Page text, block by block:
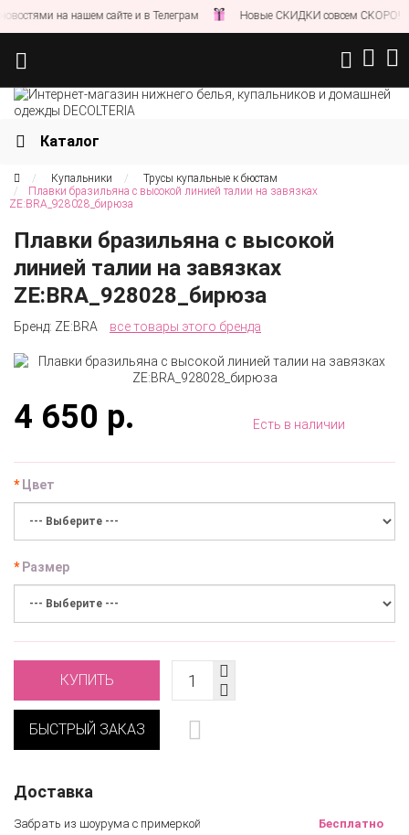
на нашем сайте и в Телеграм Новые СКИДКИ совсем СКОРО!
Каталог
Купальники
Трусы купальные к бюстам
Плавки бразильяна с высокой линией талии на завязках
ZE:BRA_928028_бирюза
Плавки бразильяна с высокой
линией талии на завязках
ZE:BRA_928028_бирюза
Бренд: ZE:BRA все товары этого бренда
4 650 р. Есть в наличии
Цвет
Размер
КУПИТЬ
БЫСТРЫЙ ЗАКАЗ
Доставка
Забрать из шоурума с примеркой
Бесплатно